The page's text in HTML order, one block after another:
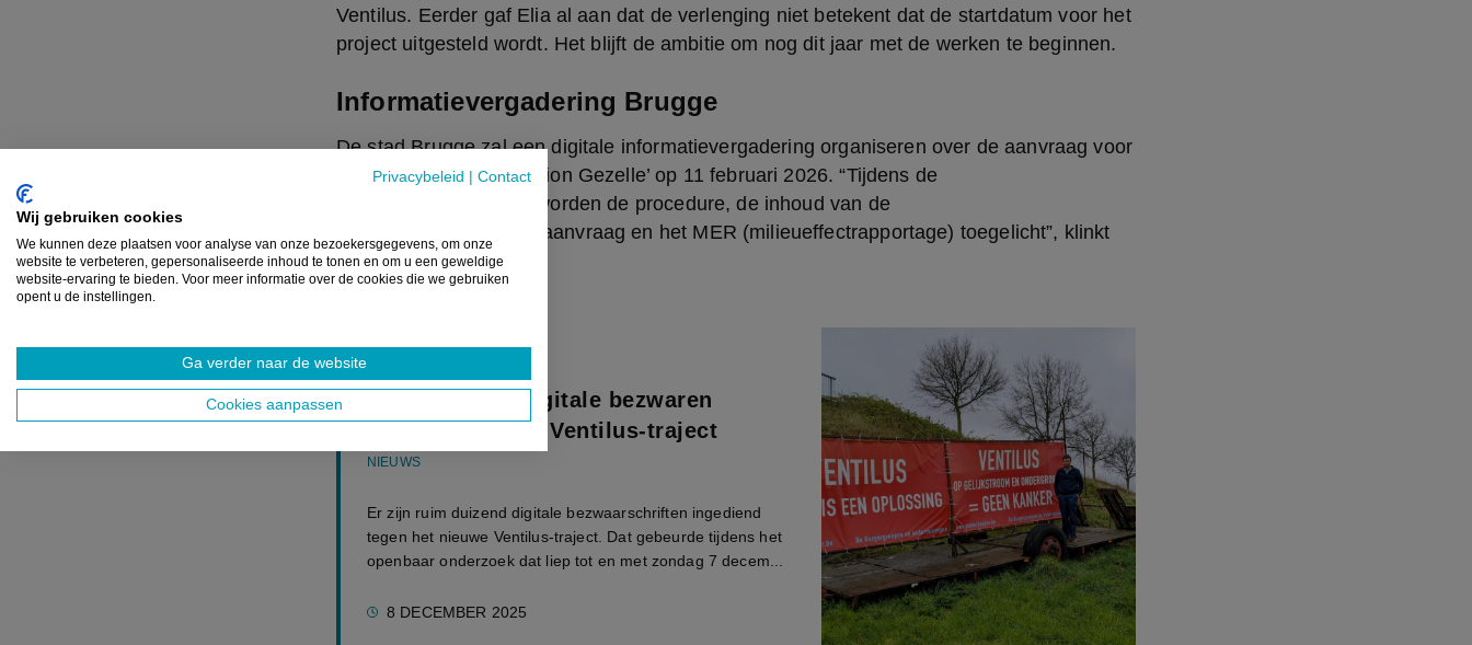
Privacybeleid Contact
Wij gebruiken cookies
We kunnen deze plaatsen voor analyse van onze bezoekersgegevens, om onze
website te verbeteren, gepersonaliseerde inhoud te tonen en om u een geweldige
website-ervaring te bieden. Voor meer informatie over de cookies die we gebruiken
opent u de instellingen.
Ga verder naar de website
Cookies aanpassen
Ventilus. Eerder gaf Elia al aan dat de verlenging niet betekent dat de startdatum voor het
project uitgesteld wordt. Het blijft de ambitie om nog dit jaar met de werken te beginnen.
Informatievergadering Brugge
De stad Brugge zal een digitale informatievergadering organiseren over de aanvraag voor
het ‘Hoogspanningsstation Gezelle’ op 11 februari 2026. “Tijdens de
informatievergadering worden de procedure, de inhoud van de
omgevingsvergunningsaanvraag en het MER (milieueffectrapportage) toegelicht”, klinkt
het.
UITGELICHT
Al ruim 1.000 digitale bezwaren
ingediend tegen Ventilus-traject
NIEUWS
Er zijn ruim duizend digitale bezwaarschriften ingediend
tegen het nieuwe Ventilus-traject. Dat gebeurde tijdens het
openbaar onderzoek dat liep tot en met zondag 7 decem...
8 DECEMBER 2025